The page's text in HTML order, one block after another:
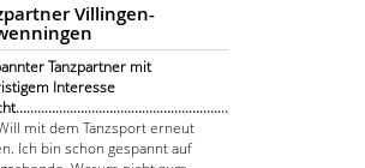
Villingen-
Tanzpartner mit
Interesse
mit dem Tanzsport erneut
Ich bin schon gespannt auf